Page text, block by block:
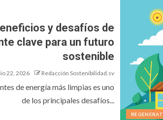
y desafíos de
clave para un futuro
sostenible
22, 2026 Redacción Sostenibilidad.sv
de energía más limpias es uno
de los principales desafíos...